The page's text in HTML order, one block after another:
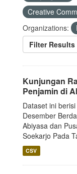
Creative
Organizations:
Filter Results
Kunjungan
Penjamin di
Dataset ini
Desember
Abiyasa dan
Soekarjo Pada
CSV